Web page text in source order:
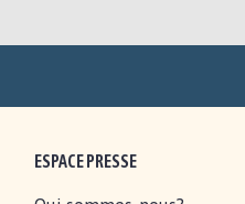
ESPACE PRESSE